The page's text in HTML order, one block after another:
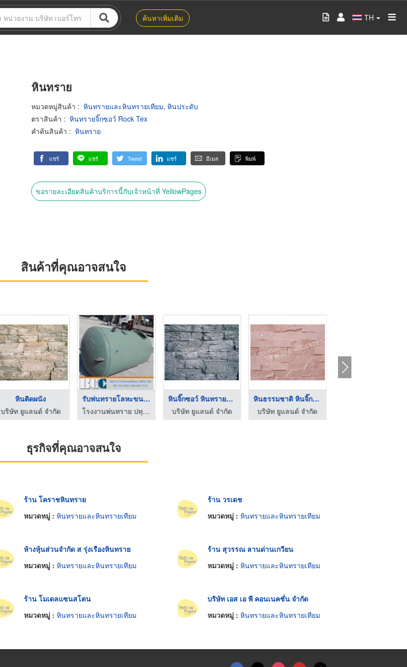
ค้นหาเพิ่มเติม TH
หินทราย
หมวดหมู่สินค้า : หินทรายและหินทรายเทียม, หินประดับ
ตราสินค้า : หินทรายจิ๊กซอว์ Rock Tex
คำค้นสินค้า : หินทราย
แชร์ แชร์ Tweet แชร์ อีเมล พิมพ์
ขอรายละเอียดสินค้าบริการนี้กับเจ้าหน้าที่ YellowPages
สินค้าที่คุณอาจสนใจ
หินติดผนัง
บริษัท ยูแลนด์ จำกัด
รับพ่นทรายโลหะขนาดให ...
โรงงานพ่นทราย ปทุมธานี บีซีซี
หินจิ๊กซอว์ หินทรายจ ...
บริษัท ยูแลนด์ จำกัด
หินธรรมชาติ หินจิ๊กซ ...
บริษัท ยูแลนด์ จำกัด
ธุรกิจที่คุณอาจสนใจ
ร้าน โคราชหินทราย
หมวดหมู่ :หินทรายและหินทรายเทียม
ร้าน วรเดช
หมวดหมู่ : หินทรายและหินทรายเทียม
ห้างหุ้นส่วนจำกัด ส รุ่งเรืองหินทราย
หมวดหมู่ :หินทรายและหินทรายเทียม
ร้าน สุวรรณ ลานด่านเกวียน
หมวดหมู่ : หินทรายและหินทรายเทียม
ร้าน โมเดลแซนสโตน
หมวดหมู่ :หินทรายและหินทรายเทียม
บริษัท เอส เอ พี คอนเนคชั่น จำกัด
หมวดหมู่ : หินทรายและหินทรายเทียม